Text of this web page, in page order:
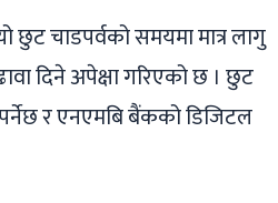
छुट चाडपर्वको समयमा मात्र लागु
दिने अपेक्षा गरिएको छ । छुट
र एनएमबि बैंकको डिजिटल